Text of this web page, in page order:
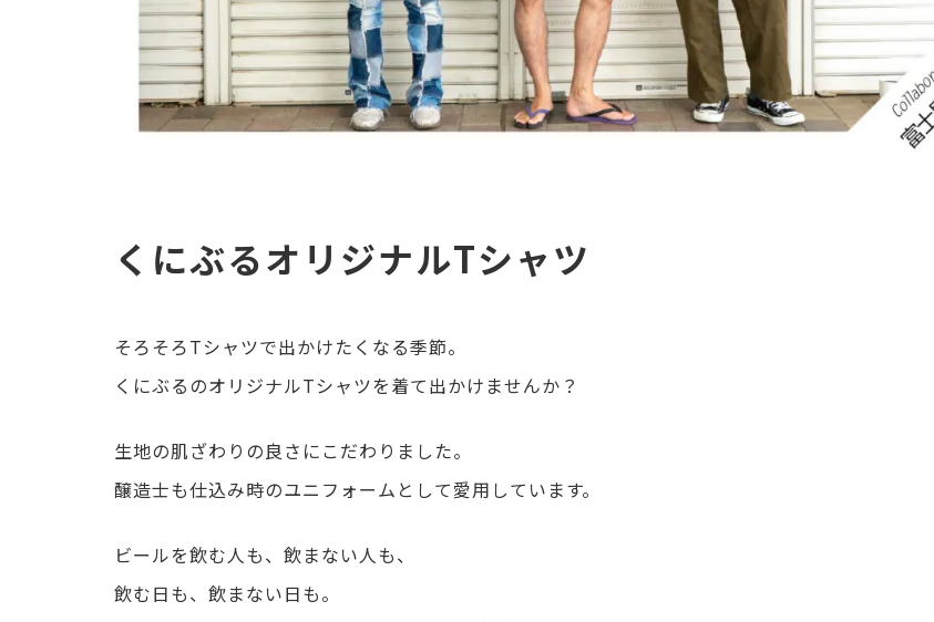
くにぶるオリジナルTシャツ
そろそろTシャツで出かけたくなる季節。
くにぶるのオリジナルTシャツを着て出かけませんか？
生地の肌ざわりの良さにこだわりました。
醸造士も仕込み時のユニフォームとして愛用しています。
ビールを飲む人も、飲まない人も、
飲む日も、飲まない日も。